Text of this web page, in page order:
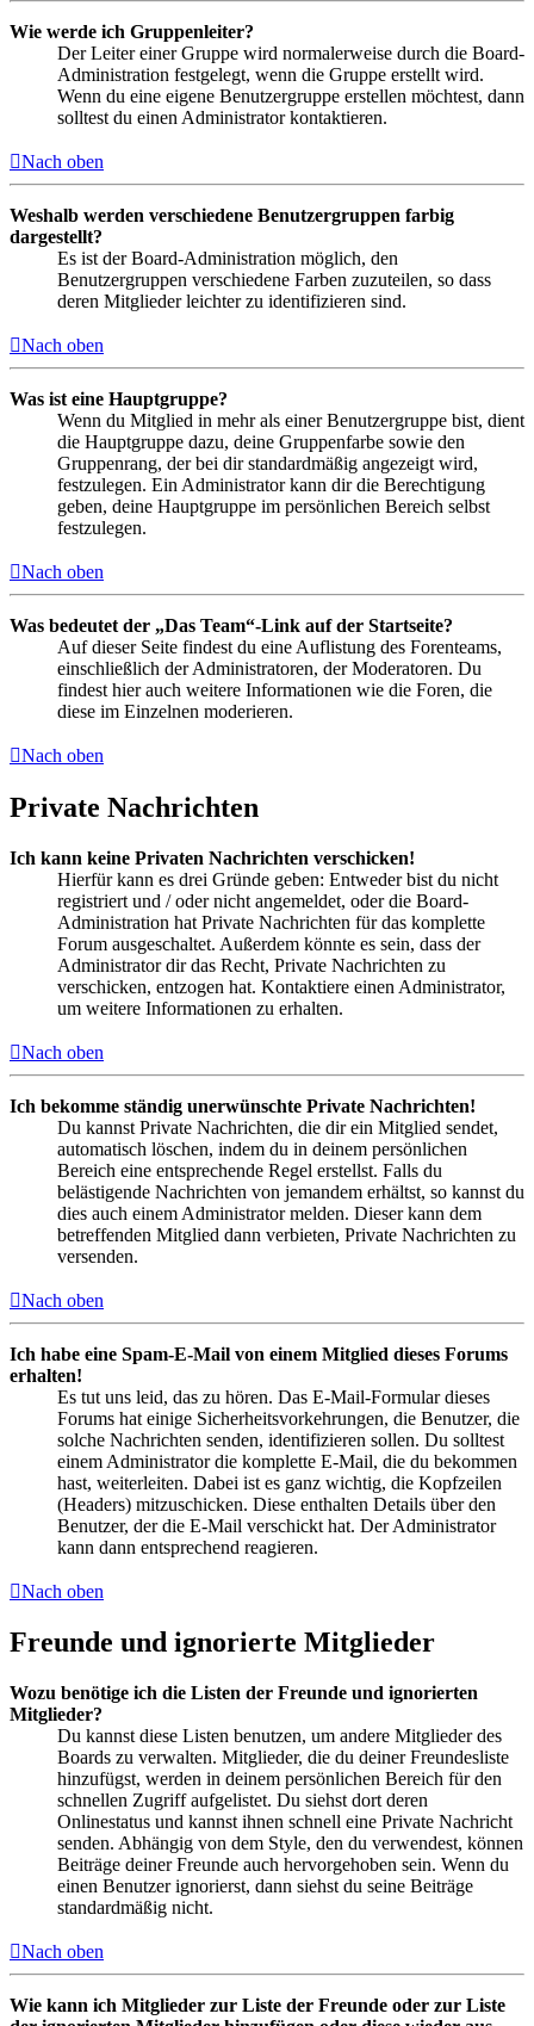
Wie werde ich Gruppenleiter?
Der Leiter einer Gruppe wird normalerweise durch die Board-
Administration festgelegt, wenn die Gruppe erstellt wird.
Wenn du eine eigene Benutzergruppe erstellen möchtest, dann
solltest du einen Administrator kontaktieren.
Nach oben
Weshalb werden verschiedene Benutzergruppen farbig
dargestellt?
Es ist der Board-Administration möglich, den
Benutzergruppen verschiedene Farben zuzuteilen, so dass
deren Mitglieder leichter zu identifizieren sind.
Nach oben
Was ist eine Hauptgruppe?
Wenn du Mitglied in mehr als einer Benutzergruppe bist, dient
die Hauptgruppe dazu, deine Gruppenfarbe sowie den
Gruppenrang, der bei dir standardmäßig angezeigt wird,
festzulegen. Ein Administrator kann dir die Berechtigung
geben, deine Hauptgruppe im persönlichen Bereich selbst
festzulegen.
Nach oben
Was bedeutet der „Das Team“-Link auf der Startseite?
Auf dieser Seite findest du eine Auflistung des Forenteams,
einschließlich der Administratoren, der Moderatoren. Du
findest hier auch weitere Informationen wie die Foren, die
diese im Einzelnen moderieren.
Nach oben
Private Nachrichten
Ich kann keine Privaten Nachrichten verschicken!
Hierfür kann es drei Gründe geben: Entweder bist du nicht
registriert und / oder nicht angemeldet, oder die Board-
Administration hat Private Nachrichten für das komplette
Forum ausgeschaltet. Außerdem könnte es sein, dass der
Administrator dir das Recht, Private Nachrichten zu
verschicken, entzogen hat. Kontaktiere einen Administrator,
um weitere Informationen zu erhalten.
Nach oben
Ich bekomme ständig unerwünschte Private Nachrichten!
Du kannst Private Nachrichten, die dir ein Mitglied sendet,
automatisch löschen, indem du in deinem persönlichen
Bereich eine entsprechende Regel erstellst. Falls du
belästigende Nachrichten von jemandem erhältst, so kannst du
dies auch einem Administrator melden. Dieser kann dem
betreffenden Mitglied dann verbieten, Private Nachrichten zu
versenden.
Nach oben
Ich habe eine Spam-E-Mail von einem Mitglied dieses Forums
erhalten!
Es tut uns leid, das zu hören. Das E-Mail-Formular dieses
Forums hat einige Sicherheitsvorkehrungen, die Benutzer, die
solche Nachrichten senden, identifizieren sollen. Du solltest
einem Administrator die komplette E-Mail, die du bekommen
hast, weiterleiten. Dabei ist es ganz wichtig, die Kopfzeilen
(Headers) mitzuschicken. Diese enthalten Details über den
Benutzer, der die E-Mail verschickt hat. Der Administrator
kann dann entsprechend reagieren.
Nach oben
Freunde und ignorierte Mitglieder
Wozu benötige ich die Listen der Freunde und ignorierten
Mitglieder?
Du kannst diese Listen benutzen, um andere Mitglieder des
Boards zu verwalten. Mitglieder, die du deiner Freundesliste
hinzufügst, werden in deinem persönlichen Bereich für den
schnellen Zugriff aufgelistet. Du siehst dort deren
Onlinestatus und kannst ihnen schnell eine Private Nachricht
senden. Abhängig von dem Style, den du verwendest, können
Beiträge deiner Freunde auch hervorgehoben sein. Wenn du
einen Benutzer ignorierst, dann siehst du seine Beiträge
standardmäßig nicht.
Nach oben
Wie kann ich Mitglieder zur Liste der Freunde oder zur Liste